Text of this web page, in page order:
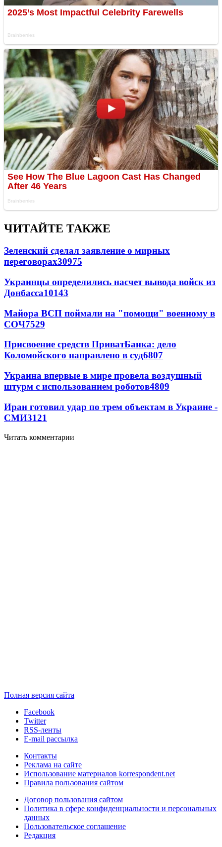
ЧИТАЙТЕ ТАКЖЕ
Зеленский сделал заявление о мирных
переговорах30975
Украинцы определились насчет вывода войск из
Донбасса10143
Майора ВСП поймали на "помощи" военному в
СОЧ7529
Присвоение средств ПриватБанка: дело
Коломойского направлено в суд6807
Украина впервые в мире провела воздушный
штурм с использованием роботов4809
Иран готовил удар по трем объектам в Украине -
СМИ3121
Читать комментарии
Полная версия сайта
Facebook
Twitter
RSS-ленты
E-mail рассылка
Контакты
Реклама на сайте
Использование материалов korrespondent.net
Правила пользования сайтом
Договор пользования сайтом
Политика в сфере конфиденциальности и персональных
данных
Пользовательское соглашение
Редакция